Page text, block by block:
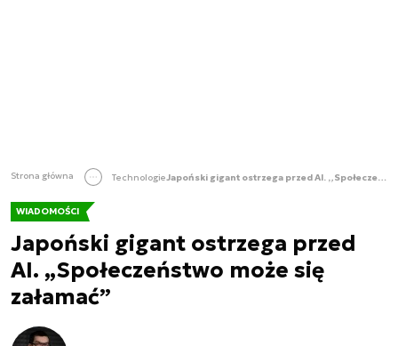
Strona główna Technologie Japoński gigant ostrzega przed AI. „Społeczeństwo może się załamać”
WIADOMOŚCI
Japoński gigant ostrzega przed
AI. „Społeczeństwo może się
załamać”